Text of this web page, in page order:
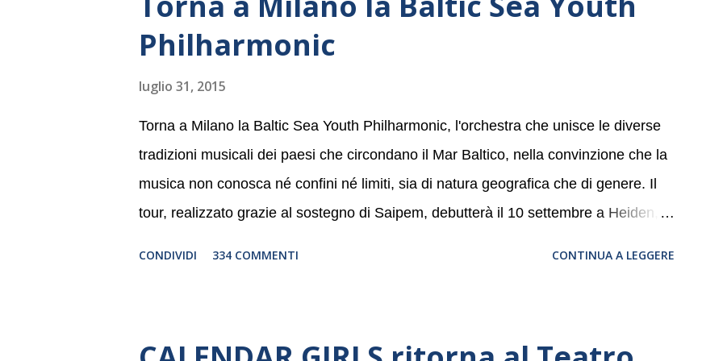
Philharmonic
luglio 31, 2015
Torna a Milano la Baltic Sea Youth Philharmonic, l'orchestra che unisce le diverse
tradizioni musicali dei paesi che circondano il Mar Baltico, nella convinzione che la
musica non conosca né confini né limiti, sia di natura geografica che di genere. Il
tour, realizzato grazie al sostegno di Saipem, debutterà il 10 settembre a Heiden, in
Filarmonico per il festival “Settembre dell’Accademia” dove si esibirà per il secondo
CONDIVIDI 334 COMMENTI CONTINUA A LEGGERE